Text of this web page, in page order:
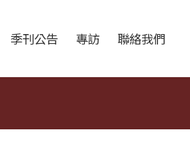
季刊公告 專訪 聯絡我們